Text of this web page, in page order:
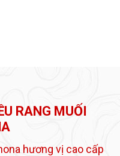
RANG MUỐI
hương vị cao cấp